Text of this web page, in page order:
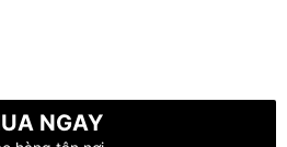
NGAY